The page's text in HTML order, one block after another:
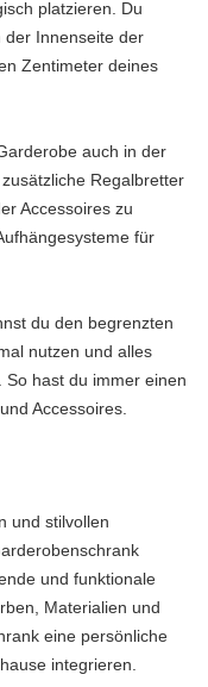
platzieren. Du
der Innenseite der
Zentimeter deines
auch in der
Regalbretter
Accessoires zu
für
du den begrenzten
nutzen und alles
hast du immer einen
Accessoires.
und stilvollen
und funktionale
Materialien und
eine persönliche
integrieren.